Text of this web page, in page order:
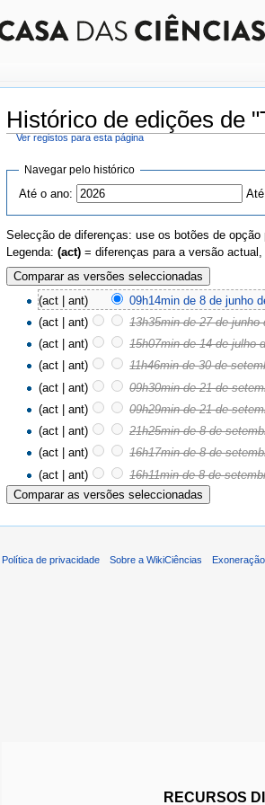
Histórico de edições de
Ver registos para esta página
Navegar pelo histórico
Até o ano:
Selecção de diferenças: use os botões de
Legenda: (act) = diferenças para a versão actual,
(act | ant) 09h14min de 8 de junho
(act | ant)
13h35min de 27 de junho
(act | ant)
15h07min de 14 de julho
(act | ant)
11h46min de 30 de
(act | ant)
09h30min de 21 de
(act | ant)
09h29min de 21 de
(act | ant)
21h25min de 8 de
(act | ant)
16h17min de 8 de
(act | ant)
16h11min de 8 de
Política de privacidade Sobre a WikiCiências
RECURSOS